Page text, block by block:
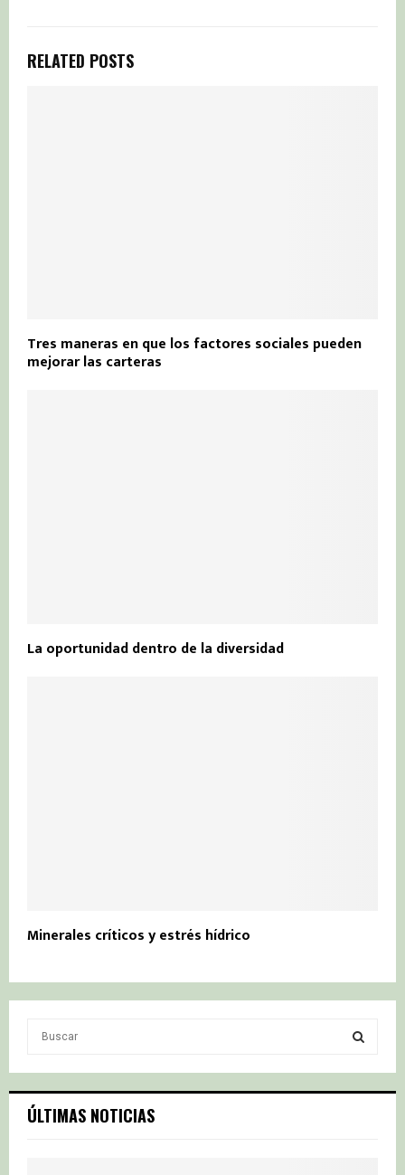
RELATED POSTS
Tres maneras en que los factores sociales pueden
mejorar las carteras
La oportunidad dentro de la diversidad
Minerales críticos y estrés hídrico
c
h
S
ÚLTIMAS NOTICIAS